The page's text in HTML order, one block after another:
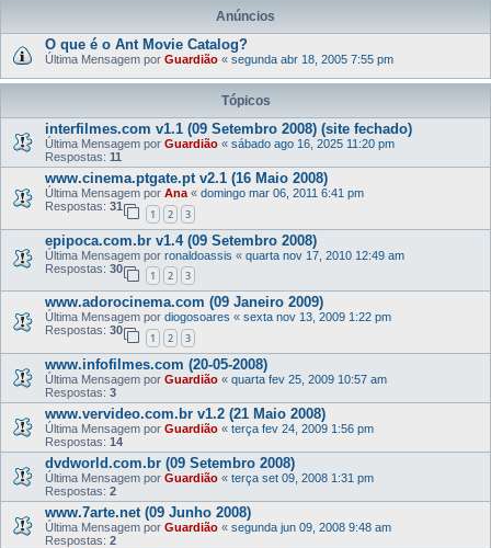
Anúncios
O que é o Ant Movie Catalog?
Última Mensagem por Guardião « segunda abr 18, 2005 7:55 pm
Tópicos
interfilmes.com v1.1 (09 Setembro 2008) (site fechado)
Última Mensagem por Guardião « sábado ago 16, 2025 11:20 pm
Respostas: 11
www.cinema.ptgate.pt v2.1 (16 Maio 2008)
Última Mensagem por Ana « domingo mar 06, 2011 6:41 pm
Respostas: 31
1 2 3
epipoca.com.br v1.4 (09 Setembro 2008)
Última Mensagem por ronaldoassis « quarta nov 17, 2010 12:49 am
Respostas: 30
1 2 3
www.adorocinema.com (09 Janeiro 2009)
Última Mensagem por diogosoares « sexta nov 13, 2009 1:22 pm
Respostas: 30
1 2 3
www.infofilmes.com (20-05-2008)
Última Mensagem por Guardião « quarta fev 25, 2009 10:57 am
Respostas: 3
www.vervideo.com.br v1.2 (21 Maio 2008)
Última Mensagem por Guardião « terça fev 24, 2009 1:56 pm
Respostas: 14
dvdworld.com.br (09 Setembro 2008)
Última Mensagem por Guardião « terça set 09, 2008 1:31 pm
Respostas: 2
www.7arte.net (09 Junho 2008)
Última Mensagem por Guardião « segunda jun 09, 2008 9:48 am
Respostas: 2